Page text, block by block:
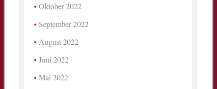
Oktober 2022
September 2022
August 2022
Juni 2022
Mai 2022